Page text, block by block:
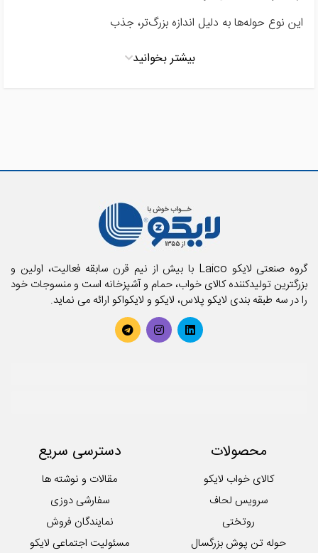
این نوع حوله‌ها به دلیل اندازه بزرگ‌تر، جذب
بیشتر بخوانید
گروه صنعتی لایکو Laico با بیش از نیم قرن سابقه فعالیت، اولین و
بزرگترین تولیدکننده کالای خواب، حمام و آشپزخانه است و منسوجات خود
را در سه طبقه بندی لایکو پلاس، لایکو و لایکواکو ارائه می نماید.
محصولات
کالای خواب لایکو
سرویس لحاف
روتختی
حوله تن پوش بزرگسال
دسترسی سریع
مقالات و نوشته ها
سفارشی دوزی
نمایندگان فروش
مسئولیت اجتماعی لایکو